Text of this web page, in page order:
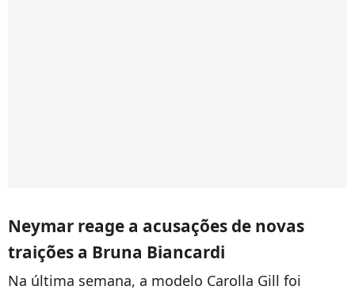
Neymar reage a acusações de novas
traições a Bruna Biancardi
Na última semana, a modelo Carolla Gill foi